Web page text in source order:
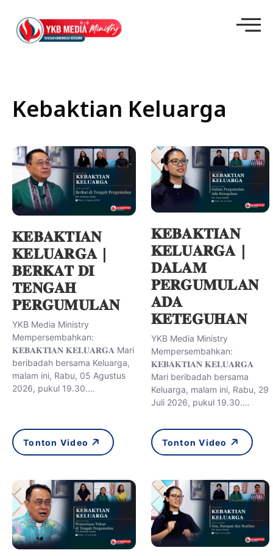
Kebaktian Keluarga
𝐊𝐄𝐁𝐀𝐊𝐓𝐈𝐀𝐍
𝐊𝐄𝐋𝐔𝐀𝐑𝐆𝐀 |
𝐁𝐄𝐑𝐊𝐀𝐓 𝐃𝐈
𝐓𝐄𝐍𝐆𝐀𝐇
𝐏𝐄𝐑𝐆𝐔𝐌𝐔𝐋𝐀𝐍
YKB Media Ministry
Mempersembahkan:
𝐊𝐄𝐁𝐀𝐊𝐓𝐈𝐀𝐍 𝐊𝐄𝐋𝐔𝐀𝐑𝐆𝐀 Mari
beribadah bersama Keluarga,
malam ini, Rabu, 05 Agustus
2026, pukul 19.30.…
Tonton Video
𝐊𝐄𝐁𝐀𝐊𝐓𝐈𝐀𝐍
𝐊𝐄𝐋𝐔𝐀𝐑𝐆𝐀 |
𝐃𝐀𝐋𝐀𝐌
𝐏𝐄𝐑𝐆𝐔𝐌𝐔𝐋𝐀𝐍
𝐀𝐃𝐀
𝐊𝐄𝐓𝐄𝐆𝐔𝐇𝐀𝐍
YKB Media Ministry
Mempersembahkan:
𝐊𝐄𝐁𝐀𝐊𝐓𝐈𝐀𝐍 𝐊𝐄𝐋𝐔𝐀𝐑𝐆𝐀
Mari beribadah bersama
Keluarga, malam ini, Rabu, 29
Juli 2026, pukul 19.30.…
Tonton Video